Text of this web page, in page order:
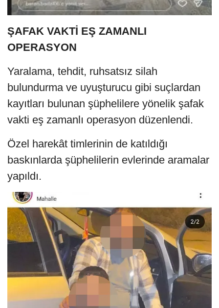
ŞAFAK VAKTİ EŞ ZAMANLI
OPERASYON
Yaralama, tehdit, ruhsatsız silah
bulundurma ve uyuşturucu gibi suçlardan
kayıtları bulunan şüphelilere yönelik şafak
vakti eş zamanlı operasyon düzenlendi.
Özel harekât timlerinin de katıldığı
baskınlarda şüphelilerin evlerinde aramalar
yapıldı.